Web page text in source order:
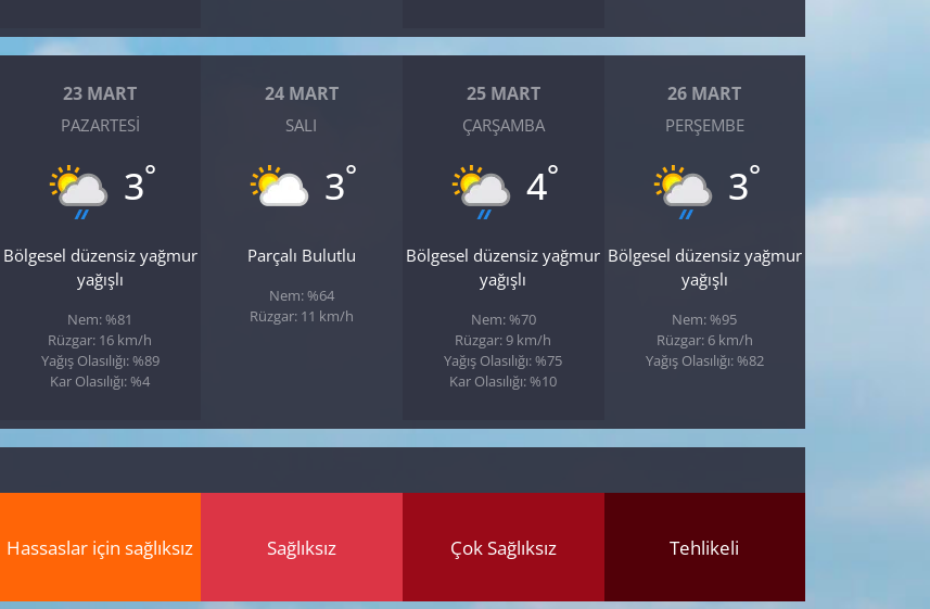
23 MART
PAZARTESI
3°
Bölgesel düzensiz yağmur
yağışlı
Nem: %81
Rüzgar: 16 km/h
Yağış Olasılığı: %89
Kar Olasılığı: %4
24 MART
SALI
3°
Parçalı Bulutlu
Nem: %64
Rüzgar: 11 km/h
25 MART
ÇARŞAMBA
4°
Bölgesel düzensiz yağmur
yağışlı
Nem: %70
Rüzgar: 9 km/h
Yağış Olasılığı: %75
Kar Olasılığı: %10
26 MART
PERŞEMBE
3°
Bölgesel düzensiz yağmur
yağışlı
Nem: %95
Rüzgar: 6 km/h
Yağış Olasılığı: %82
Hassaslar için sağlıksız Sağlıksız Çok Sağlıksız Tehlikeli